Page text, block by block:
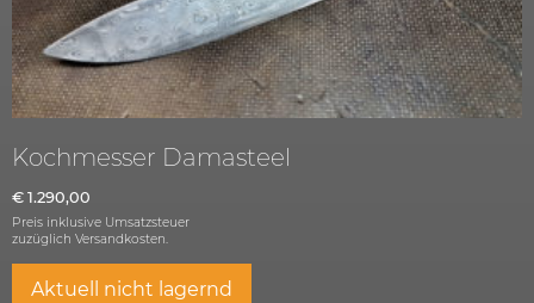
Kochmesser Damasteel
€ 1.290,00
Preis inklusive Umsatzsteuer
zuzüglich Versandkosten.
Aktuell nicht lagernd